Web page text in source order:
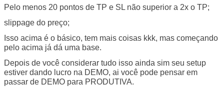
Pelo menos 20 pontos de TP e SL não superior a 2x o TP;
slippage do preço;
Isso acima é o básico, tem mais coisas kkk, mas começando
pelo acima já dá uma base.
Depois de você considerar tudo isso ainda sim seu setup
estiver dando lucro na DEMO, ai você pode pensar em
passar de DEMO para PRODUTIVA.